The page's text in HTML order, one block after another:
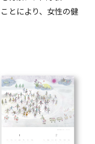
とにより、女性の健